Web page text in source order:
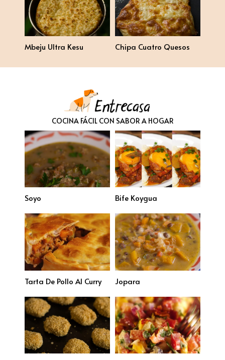
Mbeju Ultra Kesu Chipa Cuatro Quesos
COCINA FÁCIL CON SABOR A HOGAR
Soyo Bife Koygua
Tarta De Pollo Al Curry Jopara